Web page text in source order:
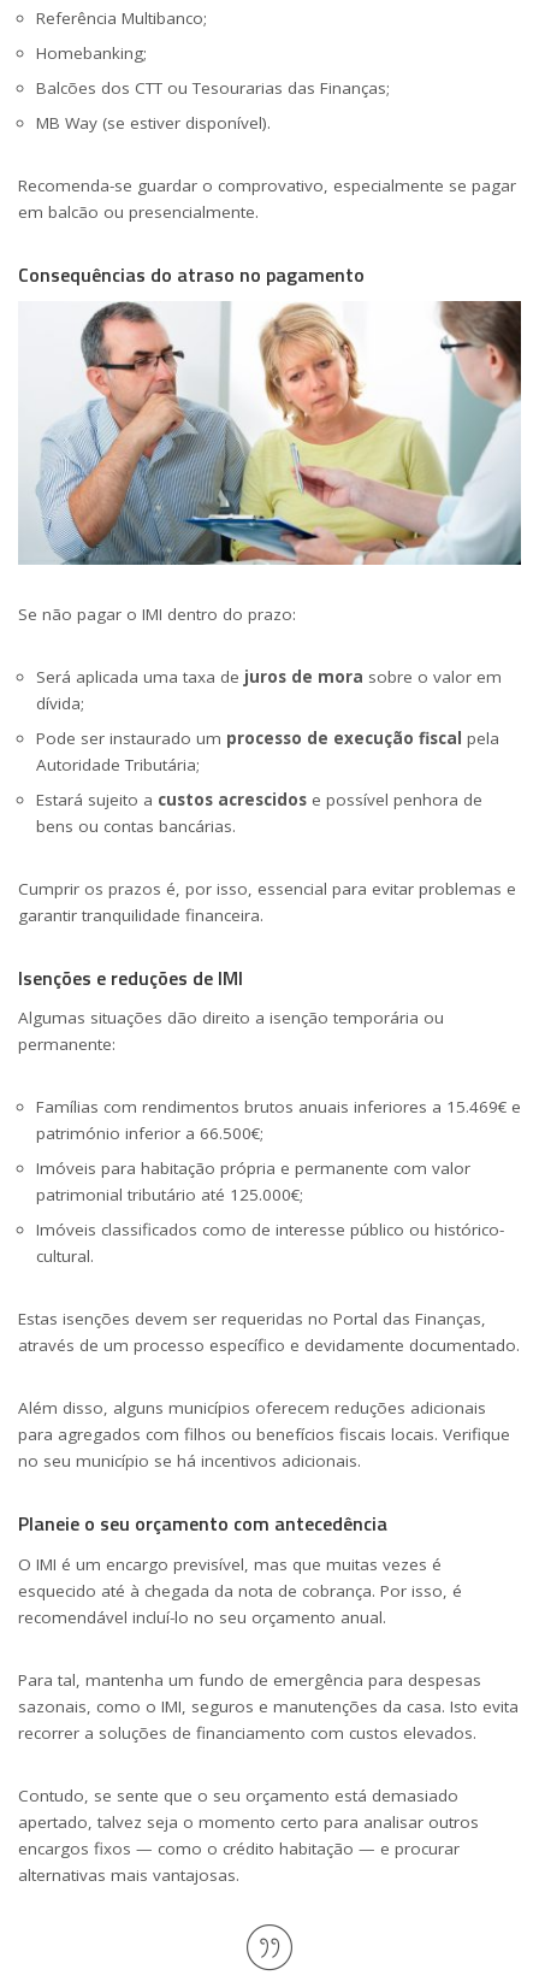
Referência Multibanco;
Homebanking;
Balcões dos CTT ou Tesourarias das Finanças;
MB Way (se estiver disponível).
Recomenda-se guardar o comprovativo, especialmente se pagar
em balcão ou presencialmente.
Consequências do atraso no pagamento
Se não pagar o IMI dentro do prazo:
Será aplicada uma taxa de juros de mora sobre o valor em
dívida;
Pode ser instaurado um processo de execução fiscal pela
Autoridade Tributária;
Estará sujeito a custos acrescidos e possível penhora de
bens ou contas bancárias.
Cumprir os prazos é, por isso, essencial para evitar problemas e
garantir tranquilidade financeira.
Isenções e reduções de IMI
Algumas situações dão direito a isenção temporária ou
permanente:
Famílias com rendimentos brutos anuais inferiores a 15.469€ e
património inferior a 66.500€;
Imóveis para habitação própria e permanente com valor
patrimonial tributário até 125.000€;
Imóveis classificados como de interesse público ou histórico-
cultural.
Estas isenções devem ser requeridas no Portal das Finanças,
através de um processo específico e devidamente documentado.
Além disso, alguns municípios oferecem reduções adicionais
para agregados com filhos ou benefícios fiscais locais. Verifique
no seu município se há incentivos adicionais.
Planeie o seu orçamento com antecedência
O IMI é um encargo previsível, mas que muitas vezes é
esquecido até à chegada da nota de cobrança. Por isso, é
recomendável incluí-lo no seu orçamento anual.
Para tal, mantenha um fundo de emergência para despesas
sazonais, como o IMI, seguros e manutenções da casa. Isto evita
recorrer a soluções de financiamento com custos elevados.
Contudo, se sente que o seu orçamento está demasiado
apertado, talvez seja o momento certo para analisar outros
encargos fixos — como o crédito habitação — e procurar
alternativas mais vantajosas.